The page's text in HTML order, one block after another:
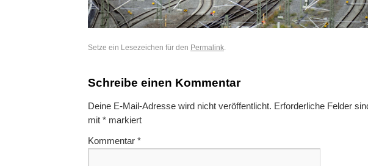
Setze ein Lesezeichen für den Permalink
Schreibe einen Kommentar
Deine E-Mail-Adresse wird nicht veröffentlicht. Erforderliche Felder
mit * markiert
Kommentar *